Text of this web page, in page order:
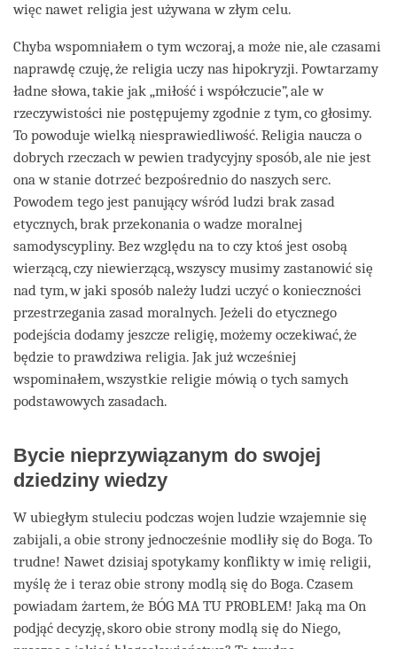
więc nawet religia jest używana w złym celu.
Chyba wspomniałem o tym wczoraj, a może nie, ale czasami
naprawdę czuję, że religia uczy nas hipokryzji. Powtarzamy
ładne słowa, takie jak „miłość i współczucie”, ale w
rzeczywistości nie postępujemy zgodnie z tym, co głosimy.
To powoduje wielką niesprawiedliwość. Religia naucza o
dobrych rzeczach w pewien tradycyjny sposób, ale nie jest
ona w stanie dotrzeć bezpośrednio do naszych serc.
Powodem tego jest panujący wśród ludzi brak zasad
etycznych, brak przekonania o wadze moralnej
samodyscypliny. Bez względu na to czy ktoś jest osobą
wierzącą, czy niewierzącą, wszyscy musimy zastanowić się
nad tym, w jaki sposób należy ludzi uczyć o konieczności
przestrzegania zasad moralnych. Jeżeli do etycznego
podejścia dodamy jeszcze religię, możemy oczekiwać, że
będzie to prawdziwa religia. Jak już wcześniej
wspominałem, wszystkie religie mówią o tych samych
podstawowych zasadach.
Bycie nieprzywiązanym do swojej
dziedziny wiedzy
W ubiegłym stuleciu podczas wojen ludzie wzajemnie się
zabijali, a obie strony jednocześnie modliły się do Boga. To
trudne! Nawet dzisiaj spotykamy konflikty w imię religii,
myślę że i teraz obie strony modlą się do Boga. Czasem
powiadam żartem, że BÓG MA TU PROBLEM! Jaką ma On
podjąć decyzję, skoro obie strony modlą się do Niego,